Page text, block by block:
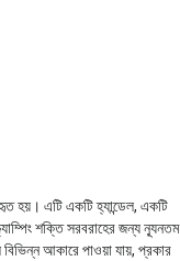
হয়। এটি একটি হ্যান্ডেল, একটি
শক্তি সরবরাহের জন্য ন্যূনতম
বিভিন্ন আকারে পাওয়া যায়, প্রকার